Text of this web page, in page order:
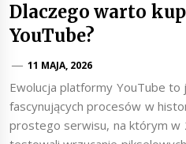
Dlaczego warto
YouTube?
11 MAJA, 2026
Ewolucja platformy YouTube to
fascynujących procesów w
prostego serwisu, na którym w